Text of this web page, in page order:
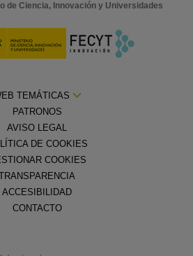
de Ciencia, Innovación y Universidades
TEMÁTICAS
PATRONOS
AVISO LEGAL
DE COOKIES
COOKIES
ACCESIBILIDAD
CONTACTO